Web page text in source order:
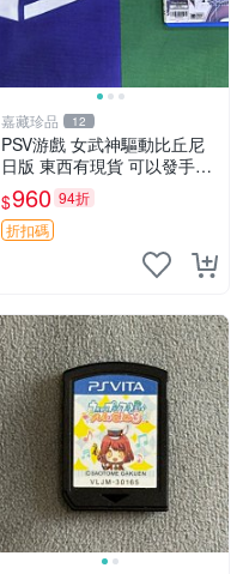
嘉藏珍品 12
PSV游戲 女武神驅動比丘尼
日版 東西有現貨 可以發手物
品 無質量問題售不退不換
$960 94折
折扣碼